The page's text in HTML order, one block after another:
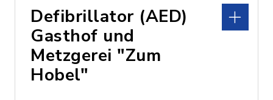
Defibrillator (AED)
Gasthof und
Metzgerei "Zum
Hobel"